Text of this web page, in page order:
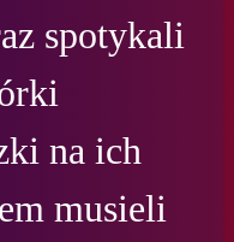
spotykali
na ich
musieli